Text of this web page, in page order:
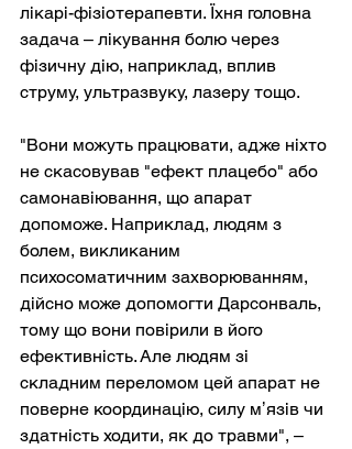
лікарі-фізіотерапевти. Їхня головна
задача – лікування болю через
фізичну дію, наприклад, вплив
струму, ультразвуку, лазеру тощо.
"Вони можуть працювати, адже ніхто
не скасовував "ефект плацебо" або
самонавіювання, що апарат
допоможе. Наприклад, людям з
болем, викликаним
психосоматичним захворюванням,
дійсно може допомогти Дарсонваль,
тому що вони повірили в його
ефективність. Але людям зі
складним переломом цей апарат не
поверне координацію, силу мʼязів чи
здатність ходити, як до травми", –